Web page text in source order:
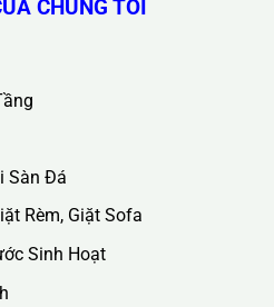
Đức Thọ - Phường Từ Liêm -